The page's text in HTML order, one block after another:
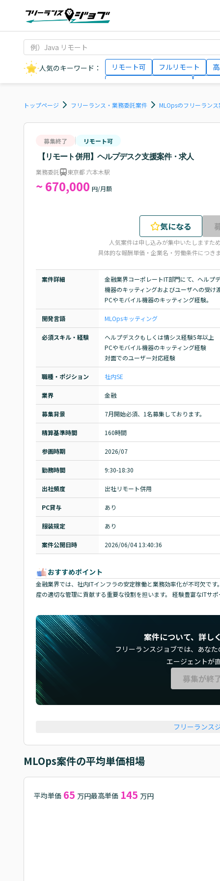
人気のキーワード： リモート可 フルリモート
AIエンジニア
トップページ フリーランス・業務委託案件 MLOpsのフリーラン
募集終了 リモート可
【リモート併用】ヘルプデスク支援案件・求人
業務委託 東京都 六本木駅
~ 670,000 円/月額
気になる
人気案件は申し込みが集中いたしますた
具体的な報酬単価・企業名・労働条件につき
案件詳細
金融業界コーポレートIT部門にて、ヘルプ
機器のキッティングおよびユーザへの受け
開発言語 MLOpsキッティング
必須スキル・経験
ヘルプデスクもしくは情シス経験5年以上
PCやモバイル機器のキッティング経験
対面でのユーザー対応経験
職種・ポジション 社内SE
業界 金融
募集背景 7月開始必須、1名募集しております。
精算基準時間 160時間
参画時期 2026/07
勤務時間 9:30-18:30
出社頻度 出社リモート併用
PC貸与 あり
服装規定 あり
案件公開日時 2026/06/04 13:40:36
おすすめポイント
金融業界では、社内ITインフラの安定稼働と業務効率化が不可欠で
産の適切な管理に貢献する重要な役割を担います。 経験豊富なITサ
案件について、詳し
フリーランスジョブでは、 あな
エージェントが
募集が終
フリーランス
MLOps案件の平均単価相場
平均単価 65 万円最高単価 145 万円